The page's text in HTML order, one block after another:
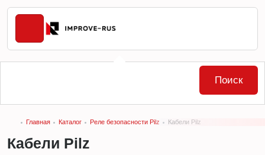
Главная Каталог Реле безопасности Pilz Кабели Pilz
Кабели Pilz
Поиск